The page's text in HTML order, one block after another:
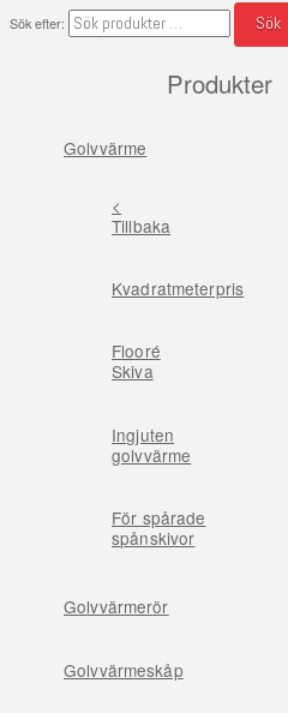
Sök efter: Sök
Produkter
Golvvärme
<
Tillbaka
Kvadratmeterpris
Flooré
Skiva
Ingjuten
golvvärme
För spårade
spånskivor
Golvvärmerör
Golvvärmeskåp